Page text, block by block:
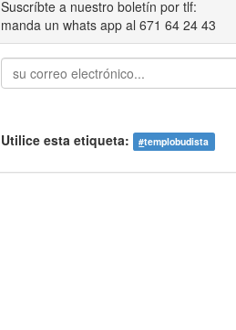
Suscríbte a nuestro boletín por tlf:
manda un whats app al 671 64 24 43
Utilice esta etiqueta: #templobudista